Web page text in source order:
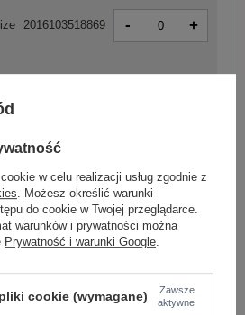
2016103518869 - +
SIĘ I ZOBACZ CENĘ
740 Zadaj pytanie
30% wełna
w 30°C
w celu realizacji usług zgodnie z
. Możesz określić warunki
do cookie w Twojej przeglądarce.
warunków i prywatności można
Prywatność i warunki Google
cookie (wymagane)
Zawsze
aktywne